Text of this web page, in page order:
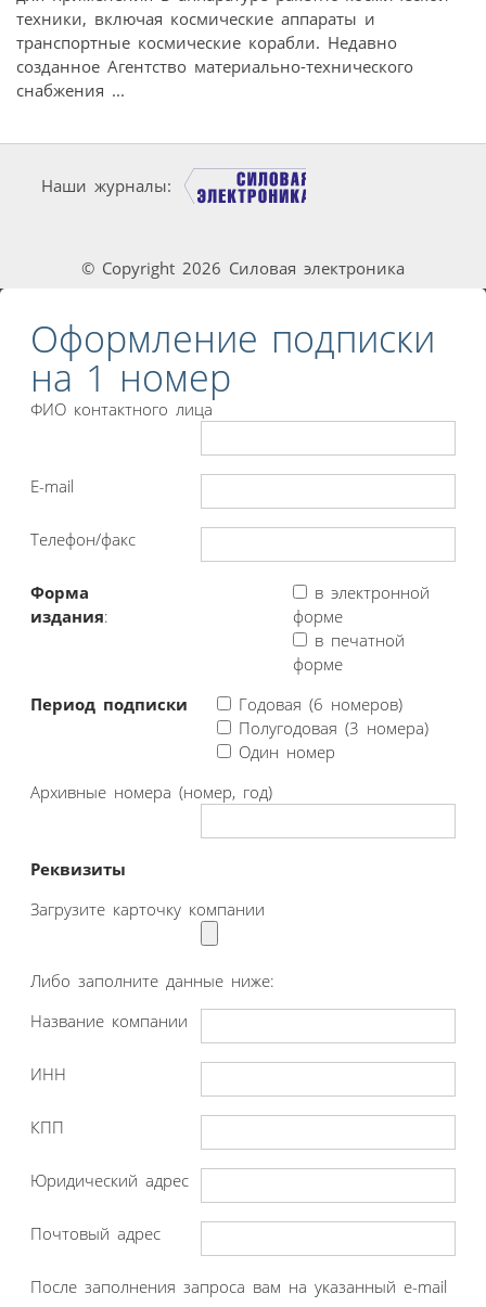
техники, включая космические аппараты и
транспортные космические корабли. Недавно
созданное Агентство материально-технического
снабжения ...
Наши журналы:
© Copyright 2026 Силовая электроника
Оформление подписки
на 1 номер
ФИО контактного лица
E-mail
Телефон/факс
Форма
издания:
в электронной
форме
в печатной
форме
Период подписки
Годовая (6 номеров)
Полугодовая (3 номера)
Один номер
Архивные номера (номер, год)
Реквизиты
Загрузите карточку компании
Либо заполните данные ниже:
Название компании
ИНН
КПП
Юридический адрес
Почтовый адрес
После заполнения запроса вам на указанный e-mail